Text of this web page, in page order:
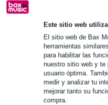
Este sitio web
El sitio web de Bax
herramientas
para habilitar las
nuestro sitio web y te
usuario óptima.
medir y analizar tu
mejorar tanto su
compra.
entrega gratuita
Más de 48.000 artículos en
1.250 marcas líderes